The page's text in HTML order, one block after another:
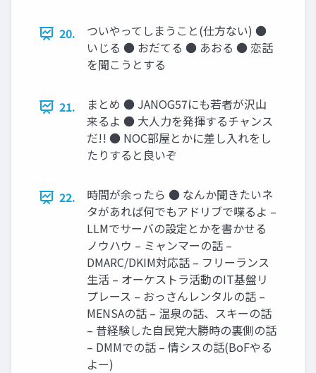
20.
ついやってしまうこと(仕方ない) ●
いじる ● おだてる ● あおる ● 恋話
を聞こうとする
21.
まとめ ● JANOG57にも若者が沢山
来るよ ● 大人力を発揮するチャンス
だ!! ● NOC部屋とかに差し入れをし
たりすると良いぞ
22.
時間が余ったら ● なんか聞きたいネ
タがあれば何でもアドリブで喋るよ –
LLMでサーバの設定とかを書かせる
ノウハウ – ミャンマーの話 –
DMARC/DKIM対応話 – フリーランス
生活 – オーケストラ活動のIT基盤リ
プレース – おっさんレンタルの話 –
MENSAの話 – 温泉の話、スキーの話
– 昔経験した自民党大勝時の裏側の話
– DMMでの話 – 情シスの話(BoFやる
よー)